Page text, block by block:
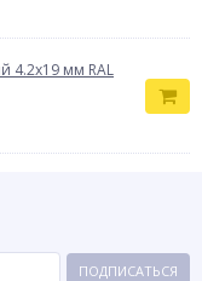
4.2x19 мм RAL
ПОДПИСАТЬСЯ